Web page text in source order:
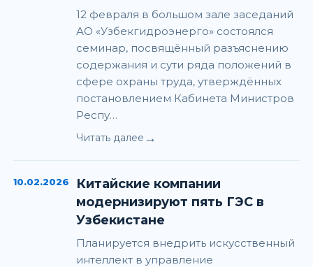
12 февраля в большом зале заседаний
АО «Узбекгидроэнерго» состоялся
семинар, посвящённый разъяснению
содержания и сути ряда положений в
сфере охраны труда, утверждённых
постановлением Кабинета Министров
Респу…
Читать далее →
10.02.2026
Китайские компании
модернизируют пять ГЭС в
Узбекистане
Планируется внедрить искусственный
интеллект в управление